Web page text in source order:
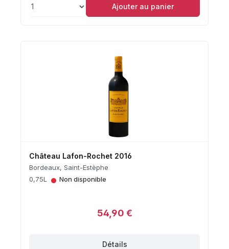
Ajouter au panier
Château Lafon-Rochet 2016
Bordeaux, Saint-Estèphe
0,75L
• Non disponible
54,90 €
Détails